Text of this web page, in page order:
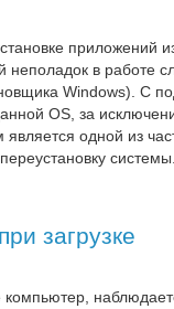
приложений
неполадок в работе
Windows). С
OS, за
является одной из
загрузке